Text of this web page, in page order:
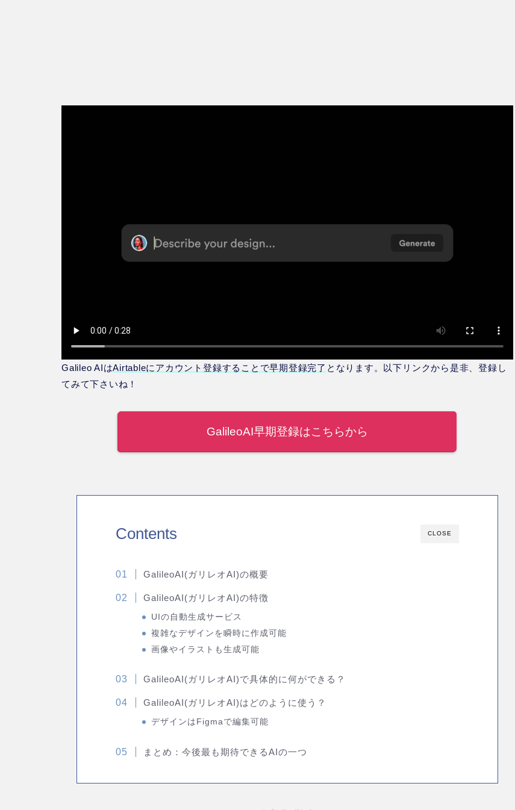
Galileo AIはAirtableにアカウント登録することで早期登録完了 となります。以下リンクから是非、登録し
てみて下さいね！
GalileoAI早期登録はこちらから
CLOSE
Contents
GalileoAI(ガリレオAI)の概要
GalileoAI(ガリレオAI)の特徴
UIの自動生成サービス
複雑なデザインを瞬時に作成可能
画像やイラストも生成可能
GalileoAI(ガリレオAI)で具体的に何ができる？
GalileoAI(ガリレオAI)はどのように使う？
デザインはFigmaで編集可能
まとめ：今後最も期待できるAIの一つ